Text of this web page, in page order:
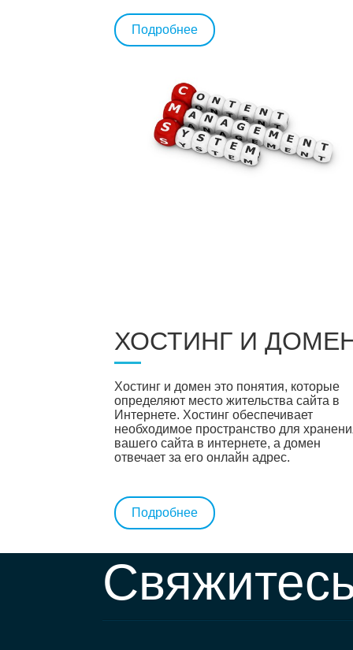
Подробнее
ХОСТИНГ И
Хостинг и домен это понятия, которые
определяют место жительства сайта в
Интернете. Хостинг обеспечивает
необходимое пространство для
вашего сайта в интернете, а домен
отвечает за его онлайн адрес.
Подробнее